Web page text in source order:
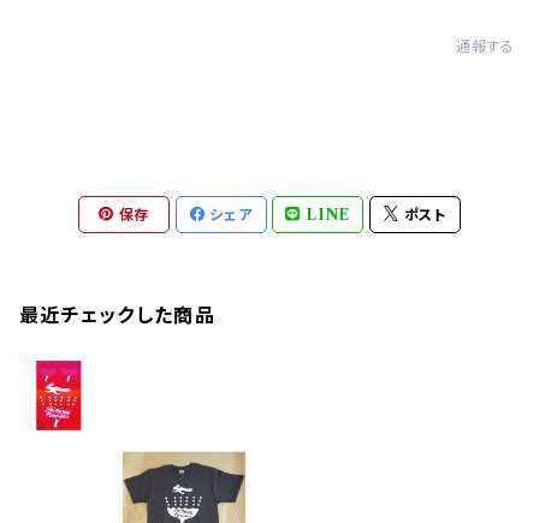
通報する
保存 シェア LINE ポスト
最近チェックした商品